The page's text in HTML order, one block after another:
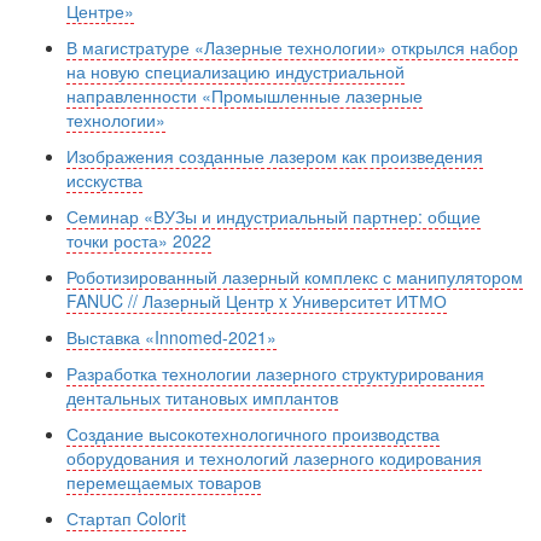
Центре»
В магистратуре «Лазерные технологии» открылся набор
на новую специализацию индустриальной
направленности «Промышленные лазерные
технологии»
Изображения созданные лазером как произведения
исскуства
Семинар «ВУЗы и индустриальный партнер: общие
точки роста» 2022
Роботизированный лазерный комплекс с манипулятором
FANUC // Лазерный Центр x Университет ИТМО
Выставка «Innomed-2021»
Разработка технологии лазерного структурирования
дентальных титановых имплантов
Создание высокотехнологичного производства
оборудования и технологий лазерного кодирования
перемещаемых товаров
Стартап Colorit